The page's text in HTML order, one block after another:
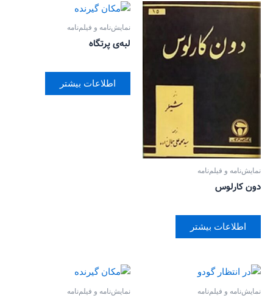
نمایش‌نامه و فیلم‌نامه
دون کارلوس
اطلاعات بیشتر
نمایش‌نامه و فیلم‌نامه
لبه‌ی پرتگاه
اطلاعات بیشتر
نمایش‌نامه و فیلم‌نامه نمایش‌نامه و فیلم‌نامه